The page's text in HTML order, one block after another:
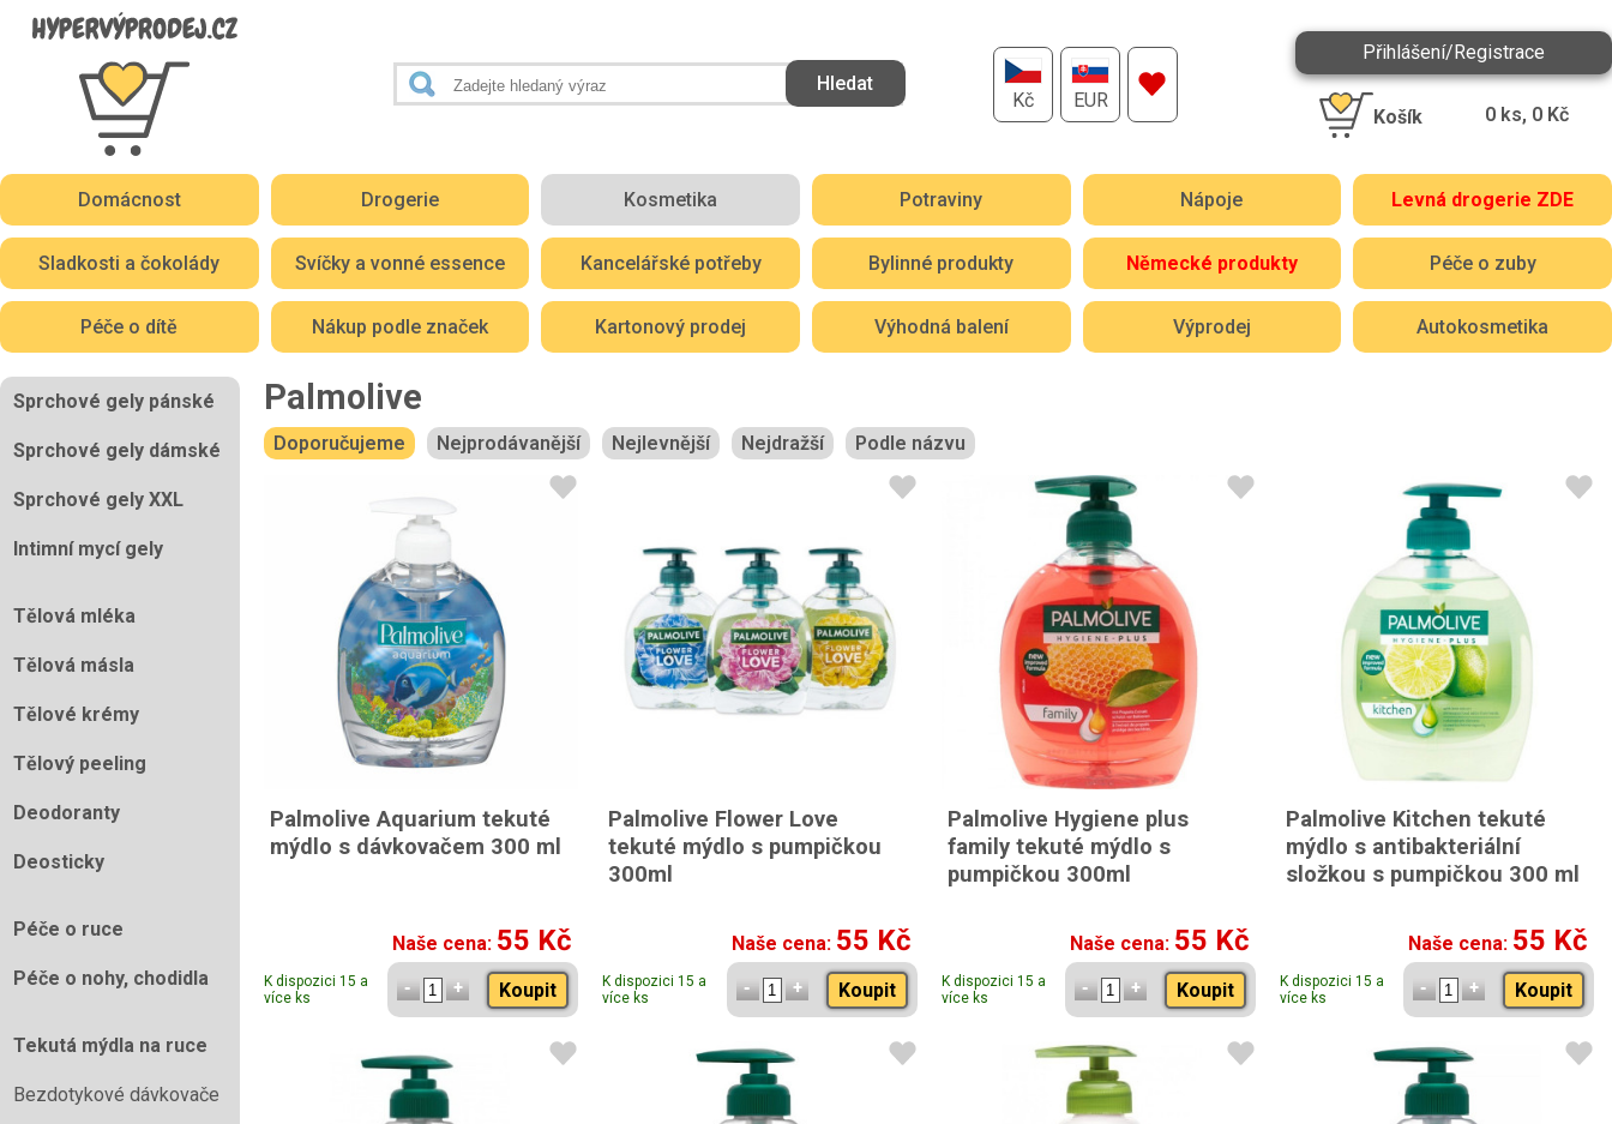
Kč EUR
Přihlášení/Registrace
Košík 0 ks, 0 Kč
Domácnost Drogerie Kosmetika Potraviny Nápoje Levná drogerie ZDE
Sladkosti a čokolády Svíčky a vonné essence Kancelářské potřeby Bylinné produkty Německé produkty Péče o zuby
Péče o dítě Nákup podle značek Kartonový prodej Výhodná balení Výprodej Autokosmetika
Sprchové gely pánské
Sprchové gely dámské
Sprchové gely XXL
Intimní mycí gely
Tělová mléka
Tělová másla
Tělové krémy
Tělový peeling
Deodoranty
Deosticky
Péče o ruce
Péče o nohy, chodidla
Tekutá mýdla na ruce
Bezdotykové dávkovače
Palmolive
Doporučujeme Nejprodávanější Nejlevnější Nejdražší Podle názvu
Palmolive Aquarium tekuté
mýdlo s dávkovačem 300 ml
Naše cena: 55 Kč
K dispozici 15 a
více ks
Koupit
Palmolive Flower Love
tekuté mýdlo s pumpičkou
300ml
Naše cena: 55 Kč
K dispozici 15 a
více ks
Koupit
Palmolive Hygiene plus
family tekuté mýdlo s
pumpičkou 300ml
Naše cena: 55 Kč
K dispozici 15 a
více ks
Koupit
Palmolive Kitchen tekuté
mýdlo s antibakteriální
složkou s pumpičkou 300 ml
Naše cena: 55 Kč
K dispozici 15 a
více ks
Koupit